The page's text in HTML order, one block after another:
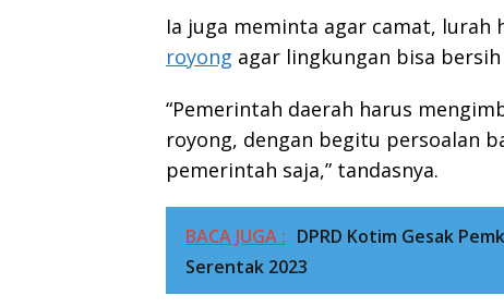
Ia juga meminta agar camat, lurah
royong agar lingkungan bisa
“Pemerintah daerah harus
royong, dengan begitu persoalan
pemerintah saja,” tandasnya.
BACA JUGA : DPRD Kotim Gesak
Serentak 2023